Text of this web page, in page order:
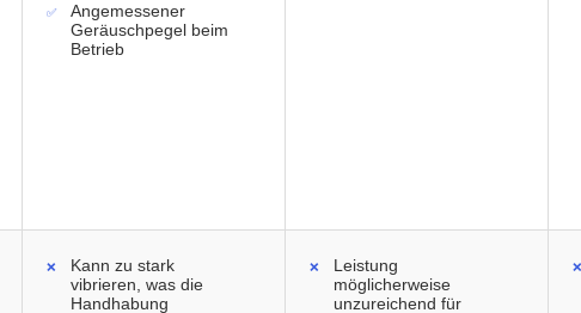
Angemessener
Geräuschpegel beim
Betrieb
Kann zu stark
vibrieren, was die
Handhabung
Leistung
möglicherweise
unzureichend für